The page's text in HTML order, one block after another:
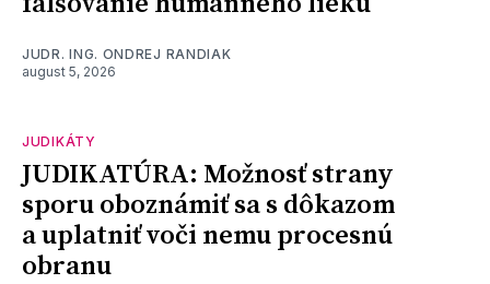
JUDR. ING. ONDREJ RANDIAK
august 5, 2026
JUDIKÁTY
JUDIKATÚRA: Možnosť strany
sporu oboznámiť sa s dôkazom
a uplatniť voči nemu procesnú
obranu